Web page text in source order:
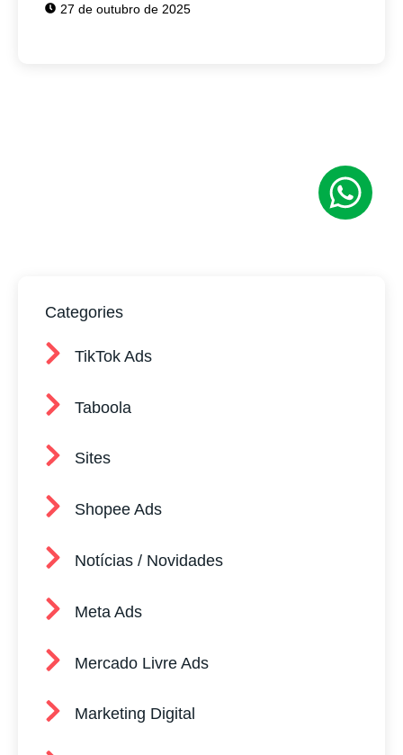
27 de outubro de 2025
Estamos prontos para ajudar sua empresa
Categories
TikTok Ads
Taboola
Sites
Shopee Ads
Notícias / Novidades
Meta Ads
Mercado Livre Ads
Marketing Digital